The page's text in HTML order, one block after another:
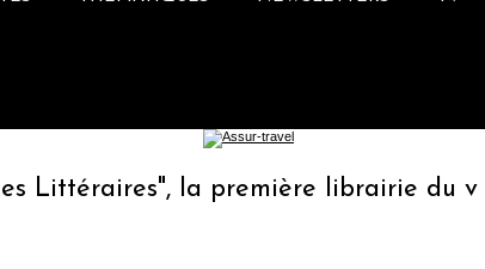
la première librairie du voyage